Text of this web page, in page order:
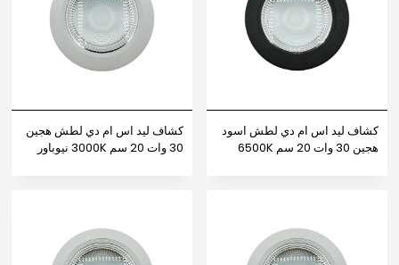
كشاف ليد اس ام دي لطش اسود
هجين 30 وات 20 سم 6500K
كشاف ليد اس ام دي لطش هجين
30 وات 20 سم 3000K نيوباور